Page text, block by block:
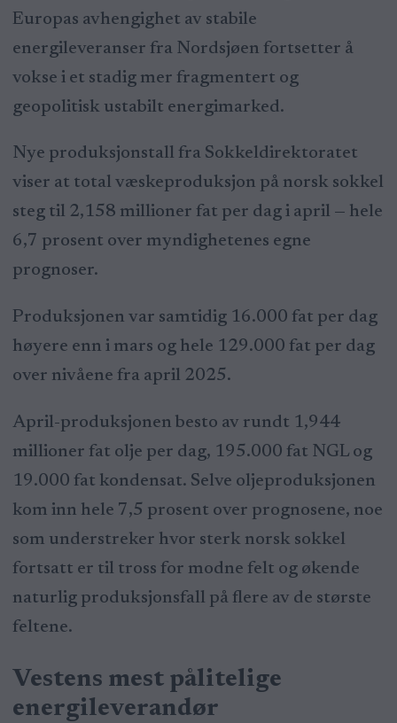
Europas avhengighet av stabile
energileveranser fra Nordsjøen fortsetter å
vokse i et stadig mer fragmentert og
geopolitisk ustabilt energimarked.
Nye produksjonstall fra Sokkeldirektoratet
viser at total væskeproduksjon på norsk sokkel
steg til 2,158 millioner fat per dag i april — hele
6,7 prosent over myndighetenes egne
prognoser.
Produksjonen var samtidig 16.000 fat per dag
høyere enn i mars og hele 129.000 fat per dag
over nivåene fra april 2025.
April-produksjonen besto av rundt 1,944
millioner fat olje per dag, 195.000 fat NGL og
19.000 fat kondensat. Selve oljeproduksjonen
kom inn hele 7,5 prosent over prognosene, noe
som understreker hvor sterk norsk sokkel
fortsatt er til tross for modne felt og økende
naturlig produksjonsfall på flere av de største
feltene.
Vestens mest pålitelige
energileverandør